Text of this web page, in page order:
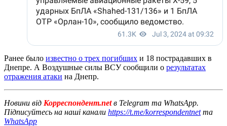
Ранее было известно о трех погибших и 18 пострадавших в
Днепре. А Воздушные силы ВСУ сообщили о результатах
отражения атаки на Днепр.
Новини від Корреспондент.netв Telegram та WhatsApp.
Підписуйтесь на наші канали https://t.me/korrespondentnetта
WhatsApp